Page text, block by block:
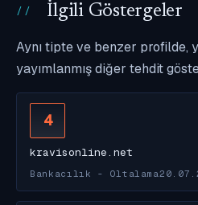
İlgili Göstergeler
Aynı tipte ve benzer profilde,
yayımlanmış diğer tehdit
4
kravisonline.net
Bankacılık - Oltalama